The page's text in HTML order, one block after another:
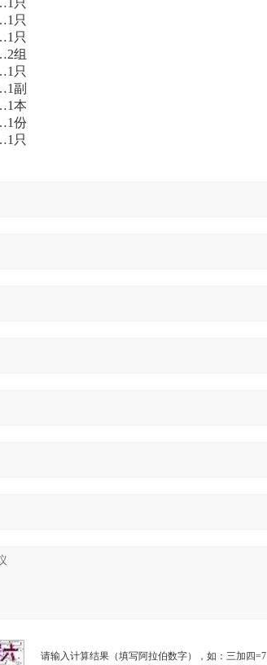
只
只
只
组
只
副
本
份
只
请输入计算结果（填写阿拉伯数字），如：三加四=7